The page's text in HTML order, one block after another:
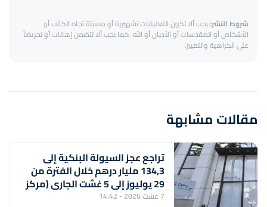
شروط النشر:يجب ألا تكون التعليقات تشهيرية أو مسيئة تجاه الكاتب أو
الأشخاص أو المقدسات أو الأديان أو الله. كما يجب ألا تتضمن إهانات أو تحريضاً
على الكراهية والتمييز.
مقالات مشابهة
تراجع عجز السيولة البنكية إلى
134,3 مليار درهم خلال الفترة من
29 يوليوز إلى 5 غشت الجاري (مركز
أبحاث)
7 غشت 2026 - 14:42